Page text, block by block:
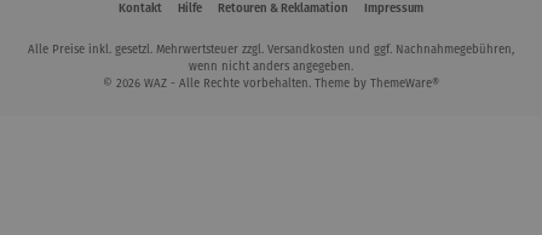
Kontakt Hilfe Retouren & Reklamation Impressum
Alle Preise inkl. gesetzl. Mehrwertsteuer zzgl. Versandkosten und ggf. Nachnahmegebühren,
wenn nicht anders angegeben.
© 2026 WAZ - Alle Rechte vorbehalten. Theme by ThemeWare®